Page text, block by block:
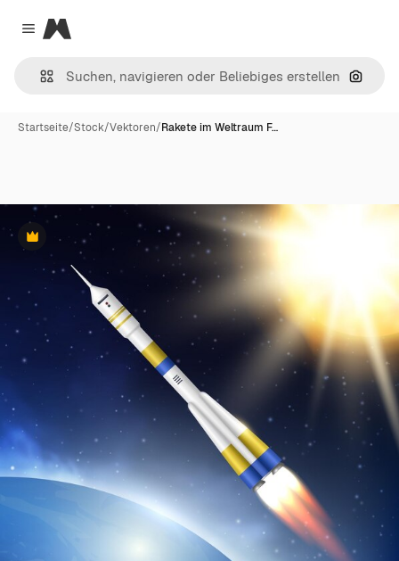
Close menu
Magnific
Nach
Startseite/Stock/Vektoren/Rakete im Weltraum F…
Premium